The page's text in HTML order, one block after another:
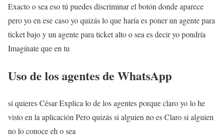
Exacto o sea eso tú puedes discriminar el botón donde aparece
pero yo en ese caso yo quizás lo que haría es poner un agente para
ticket bajo y un agente para ticket alto o sea es decir yo pondría
Imagínate que en tu
Uso de los agentes de WhatsApp
si quieres César Explica lo de los agentes porque claro yo lo he
visto en la aplicación Pero quizás si alguien no es Claro si alguien
no lo conoce eh o sea